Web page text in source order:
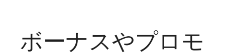
ボーナスやプロモ